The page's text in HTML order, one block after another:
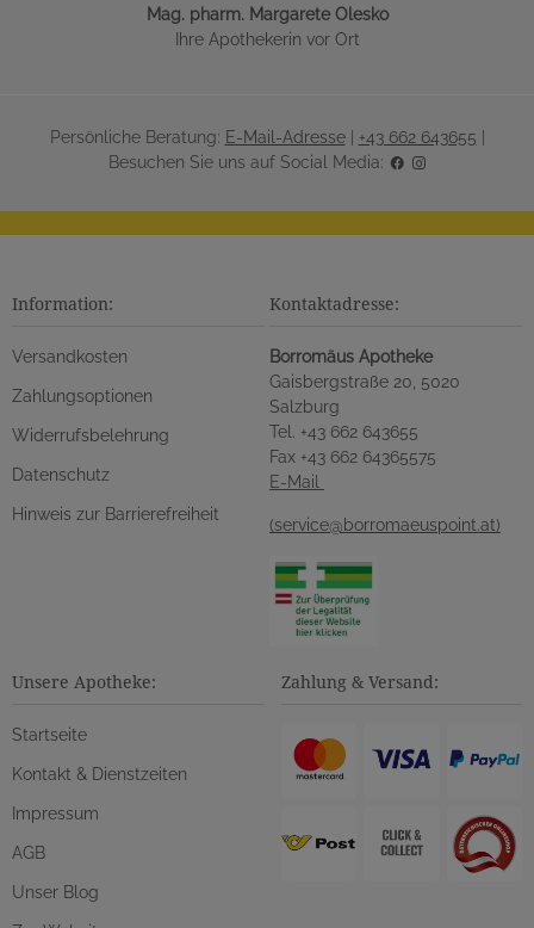
Mag. pharm. Margarete Olesko
Ihre Apothekerin vor Ort
Persönliche Beratung: E-Mail-Adresse| +43 662 643655
Besuchen Sie uns auf Social Media:
Information:
Versandkosten
Zahlungsoptionen
Widerrufsbelehrung
Datenschutz
Hinweis zur Barrierefreiheit
Kontaktadresse:
Borromäus Apotheke
Gaisbergstraße 20, 5020
Salzburg
Tel. +43 662 643655
Fax +43 662 64365575
E-Mail
(service@borromaeuspoint.at)
Unsere Apotheke:
Startseite
Kontakt & Dienstzeiten
Impressum
AGB
Unser Blog
Zahlung & Versand: